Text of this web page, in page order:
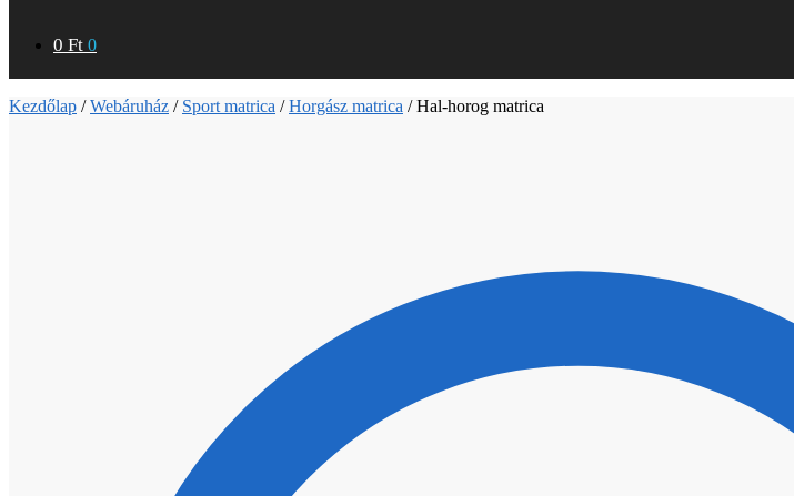
0 Ft 0
Kezdőlap /Webáruház / Sport matrica /Horgász matrica /Hal-horog matrica